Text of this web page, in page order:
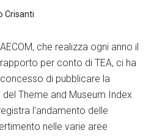
Crisanti
AECOM, che realizza ogni anno il
rapporto per conto di TEA, ci ha
concesso di pubblicare la
Theme and Museum Index
l'andamento delle
nelle varie aree